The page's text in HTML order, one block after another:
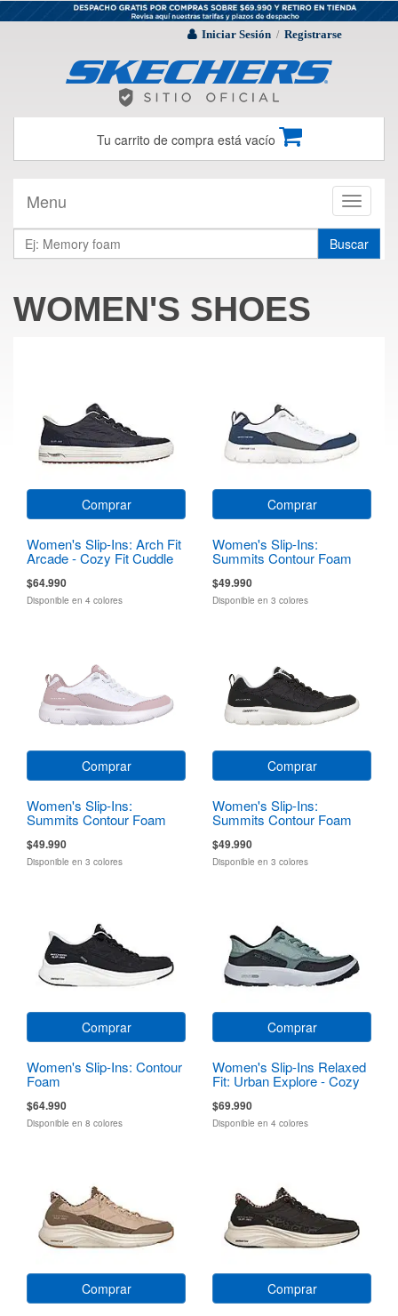
Iniciar Sesión / Registrarse
Tu carrito de compra está vacío
Toggle
Menu
Buscar
WOMEN'S SHOES
Comprar
Women's Slip-Ins: Arch Fit
Arcade - Cozy Fit Cuddle
$64.990
Disponible en 4 colores
Comprar
Women's Slip-Ins:
Summits Contour Foam
$49.990
Disponible en 3 colores
Comprar
Women's Slip-Ins:
Summits Contour Foam
$49.990
Disponible en 3 colores
Comprar
Women's Slip-Ins:
Summits Contour Foam
$49.990
Disponible en 3 colores
Comprar
Women's Slip-Ins: Contour
Foam
$64.990
Disponible en 8 colores
Comprar
Women's Slip-Ins Relaxed
Fit: Urban Explore - Cozy
$69.990
Disponible en 4 colores
Comprar Comprar